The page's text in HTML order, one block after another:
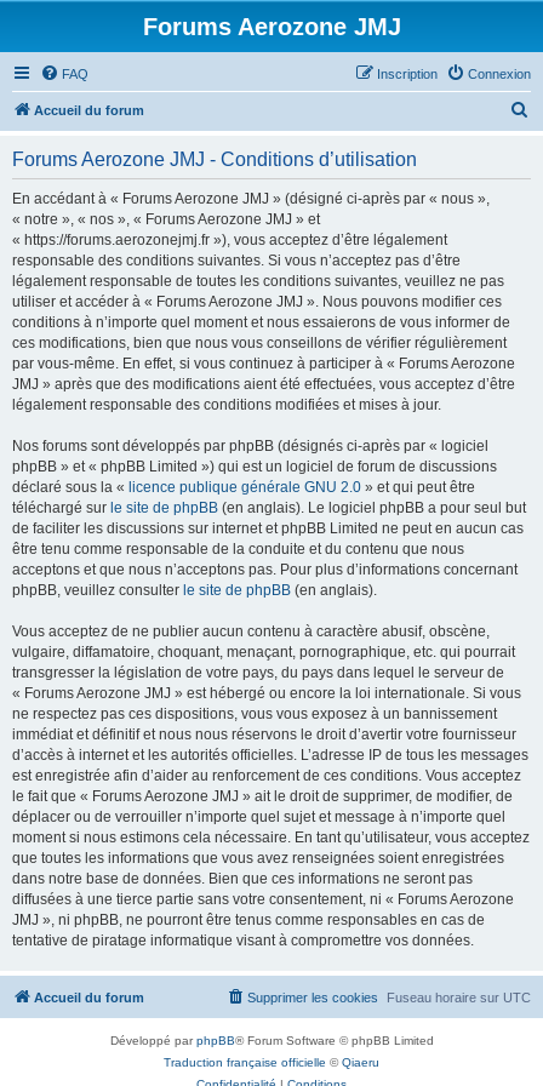
Forums Aerozone JMJ
FAQ Connexion
Inscription
Accueil du forum
Forums Aerozone JMJ - Conditions d’utilisation
En accédant à « Forums Aerozone JMJ » (désigné ci-après par « nous »,
« notre », « nos », « Forums Aerozone JMJ » et
« https://forums.aerozonejmj.fr »), vous acceptez d’être légalement
responsable des conditions suivantes. Si vous n’acceptez pas d’être
légalement responsable de toutes les conditions suivantes, veuillez ne pas
utiliser et accéder à « Forums Aerozone JMJ ». Nous pouvons modifier ces
conditions à n’importe quel moment et nous essaierons de vous informer de
ces modifications, bien que nous vous conseillons de vérifier régulièrement
par vous-même. En effet, si vous continuez à participer à « Forums Aerozone
JMJ » après que des modifications aient été effectuées, vous acceptez d’être
légalement responsable des conditions modifiées et mises à jour.
Nos forums sont développés par phpBB (désignés ci-après par « logiciel
phpBB » et « phpBB Limited ») qui est un logiciel de forum de discussions
déclaré sous la « licence publique générale GNU 2.0 » et qui peut être
téléchargé sur le site de phpBB (en anglais). Le logiciel phpBB a pour seul but
de faciliter les discussions sur internet et phpBB Limited ne peut en aucun cas
être tenu comme responsable de la conduite et du contenu que nous
acceptons et que nous n’acceptons pas. Pour plus d’informations concernant
phpBB, veuillez consulter le site de phpBB (en anglais).
Vous acceptez de ne publier aucun contenu à caractère abusif, obscène,
vulgaire, diffamatoire, choquant, menaçant, pornographique, etc. qui pourrait
transgresser la législation de votre pays, du pays dans lequel le serveur de
« Forums Aerozone JMJ » est hébergé ou encore la loi internationale. Si vous
ne respectez pas ces dispositions, vous vous exposez à un bannissement
immédiat et définitif et nous nous réservons le droit d’avertir votre fournisseur
d’accès à internet et les autorités officielles. L’adresse IP de tous les messages
est enregistrée afin d’aider au renforcement de ces conditions. Vous acceptez
le fait que « Forums Aerozone JMJ » ait le droit de supprimer, de modifier, de
déplacer ou de verrouiller n’importe quel sujet et message à n’importe quel
moment si nous estimons cela nécessaire. En tant qu’utilisateur, vous acceptez
que toutes les informations que vous avez renseignées soient enregistrées
dans notre base de données. Bien que ces informations ne seront pas
diffusées à une tierce partie sans votre consentement, ni « Forums Aerozone
JMJ », ni phpBB, ne pourront être tenus comme responsables en cas de
tentative de piratage informatique visant à compromettre vos données.
Accueil du forum Fuseau horaire sur UTC
Supprimer les cookies
Développé parphpBB® Forum Software © phpBB Limited
Traduction française officielle ©Qiaeru